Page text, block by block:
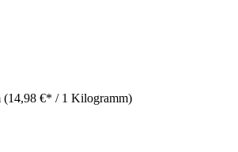
(14,98 €* / 1 Kilogramm)